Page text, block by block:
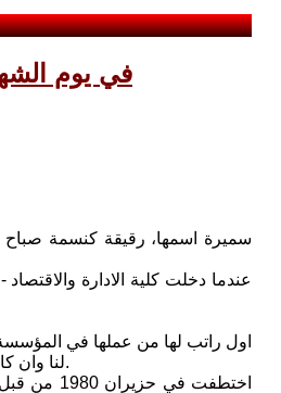
في يوم الشهيد الشيوعي 14 شباط - اختي
سميرة اسمها، رقيقة كنسمة صباح
عندما دخلت كلية الادارة
اول راتب لها من عملها في المؤسسة
لنا وان كانت متواضعة فأنها كانت تشكل لنا شيئاً مؤثراً، فلم تكن الامكانات الاقتصادية للعائلة تمكننا من الحصول على اكثر منها.
اختطفت